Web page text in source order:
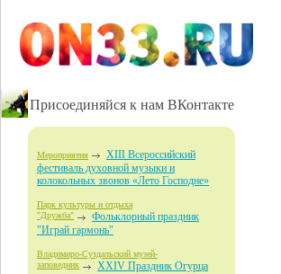
Присоединяйся к нам ВКонтакте
Мероприятия
XIII Всероссийский
фестиваль духовной музыки и
колокольных звонов «Лето Господне»
Парк культуры и отдыха
"Дружба"
Фольклорный праздник
"Играй гармонь"
Владимиро-Суздальский музей-
заповедник XXIV Праздник Огурца